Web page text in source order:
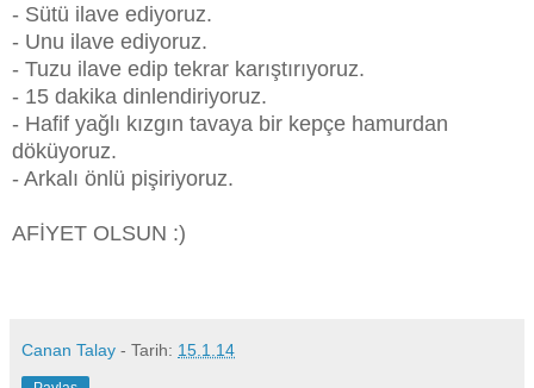
- Sütü ilave ediyoruz.
- Unu ilave ediyoruz.
- Tuzu ilave edip tekrar karıştırıyoruz.
- 15 dakika dinlendiriyoruz.
- Hafif yağlı kızgın tavaya bir kepçe hamurdan
döküyoruz.
- Arkalı önlü pişiriyoruz.
AFİYET OLSUN :)
Canan Talay - Tarih: 15.1.14